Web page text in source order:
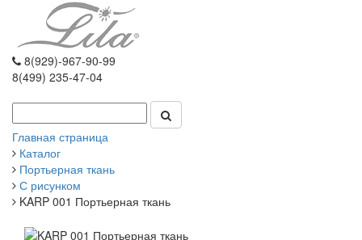
8(929)-967-90-99
8(499) 235-47-04
Главная страница
Каталог
Портьерная ткань
С рисунком
KARP 001 Портьерная ткань